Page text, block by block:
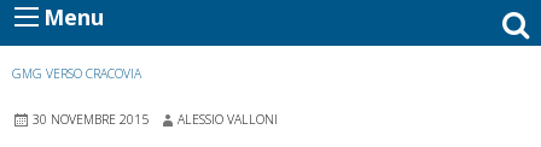
Menu
GMG VERSO CRACOVIA
30 NOVEMBRE 2015 ALESSIO VALLONI